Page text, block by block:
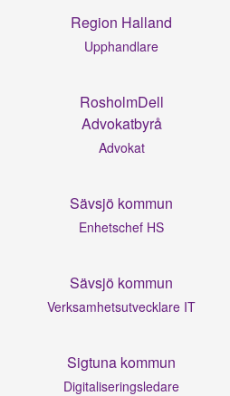
Region Halland
Upphandlare
RosholmDell
Advokatbyrå
Advokat
Sävsjö kommun
Enhetschef HS
Sävsjö kommun
Verksamhetsutvecklare IT
Sigtuna kommun
Digitaliseringsledare